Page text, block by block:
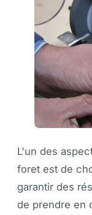
L'un des
foret est de
garantir des
de prendre en